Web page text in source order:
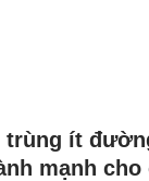
ít
mạnh cho